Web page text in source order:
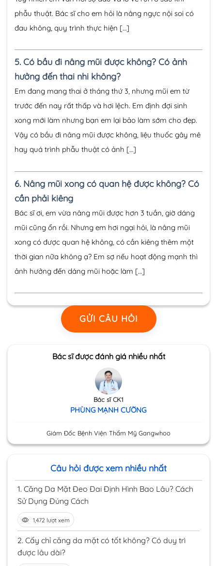
phẫu thuật. Bác sĩ cho em hỏi là nâng ngực nội soi có
đau không, quy trình thực hiện […]
5. Có bầu đi nâng mũi được không? Có ảnh
hưởng đến thai nhi không?
Em đang mang thai ở tháng thứ 3, nhưng mũi em từ
trước đến nay rất thấp và hơi lệch. Em định đợi sinh
xong mới làm nhưng bạn em lại bảo làm sớm cho đẹp.
Vậy có bầu đi nâng mũi được không, liệu thuốc gây mê
hay quá trình phẫu thuật có ảnh […]
6. Nâng mũi xong có quan hệ được không? Có
cần phải kiêng
Bác sĩ ơi, em vừa nâng mũi được hơn 3 tuần, giờ dáng
mũi cũng ổn rồi. Nhưng em hơi ngại hỏi, là nâng mũi
xong có được quan hệ không, có cần kiêng thêm một
thời gian nữa không ạ? Em sợ nếu hoạt động mạnh thì
ảnh hưởng đến dáng mũi hoặc làm […]
GỬI CÂU HỎI
Bác sĩ được đánh giá nhiều nhất
Bác sĩ CK1
PHÙNG MẠNH CƯỜNG
Giám Đốc Bệnh Viện Thẩm Mỹ Gangwhoo
Câu hỏi được xem nhiều nhất
1. Căng Da Mặt Đeo Đai Định Hình Bao Lâu? Cách
Sử Dụng Đúng Cách
1,472 lượt xem
2. Cấy chỉ căng da mặt có tốt không? Có duy trì
được lâu dài?